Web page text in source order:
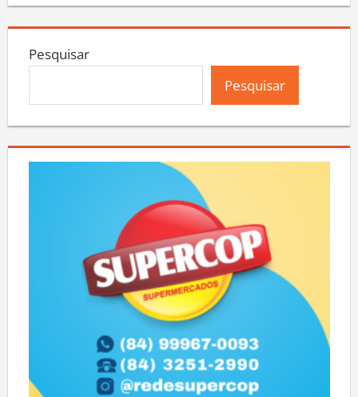
Pesquisar
Pesquisar